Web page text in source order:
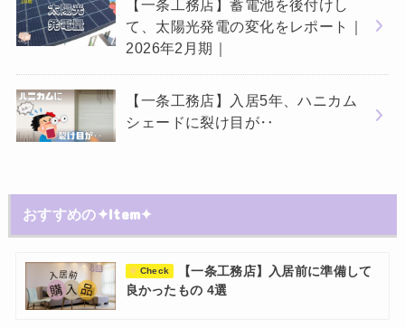
【一条工務店】蓄電池を後付けし
て、太陽光発電の変化をレポート｜
2026年2月期｜
【一条工務店】入居5年、ハニカム
シェードに裂け目が‥
おすすめの✦Item✦
Check
【一条工務店】入居前に準備して
良かったもの 4選